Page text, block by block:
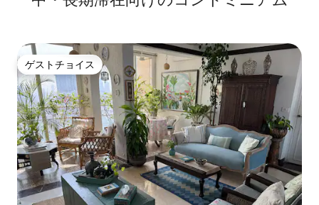
ゲストチョイス
ゲストチョイス